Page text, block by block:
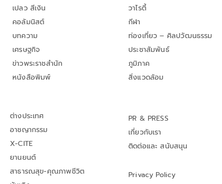
เปลว สีเงิน
คอลัมนิสต์
บทความ
เศรษฐกิจ
ข่าวพระราชสำนัก
หนังสือพิมพ์
วาไรตี้
กีฬา
ท่องเที่ยว – ศิลปวัฒนธรรม
ประชาสัมพันธ์
ภูมิภาค
สิ่งแวดล้อม
ต่างประเทศ
อาชญากรรม
X-CITE
ยานยนต์
สาธารณสุข-คุณภาพชีวิต
PR & PRESS
เกี่ยวกับเรา
ติดต่อและ สนับสนุน
Privacy Policy